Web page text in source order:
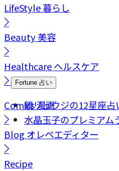
LifeStyle暮らし
Beauty美容
Healthcareヘルスケア
Fortune 占い
鏡リュウジの12星座占
水晶玉子のプレミアム
Comics漫画
Blog オレペエディター
Recipe